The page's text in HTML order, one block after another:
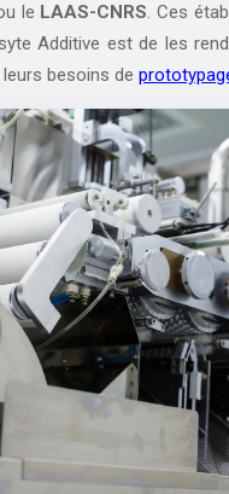
le LAAS-CNRS. Ces
Additive est de les
besoins de